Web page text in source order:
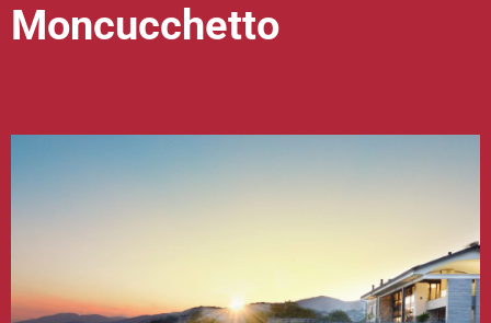
Moncucchetto